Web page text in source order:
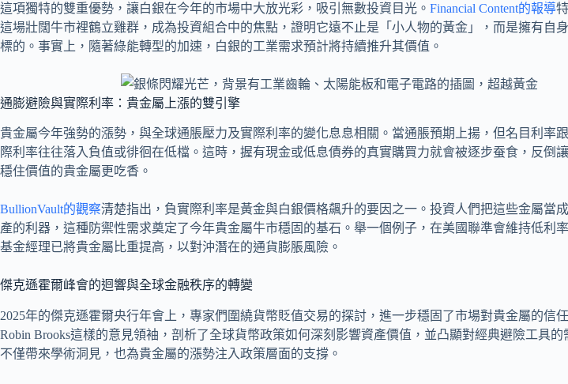
這項獨特的雙重優勢，讓白銀在今年的市場中大放光彩，吸引無數投資目光。 Financial Content的報導
這場壯闊牛市裡鶴立雞群，成為投資組合中的焦點，證明它遠不止是「小人物的黃金」，而是擁有自
標的。事實上，隨著綠能轉型的加速，白銀的工業需求預計將持續推升其價值。
通膨避險與實際利率：貴金屬上漲的雙引擎
貴金屬今年強勢的漲勢，與全球通脹壓力及實際利率的變化息息相關。當通脹預期上揚，但名目利率
際利率往往落入負值或徘徊在低檔。這時，握有現金或低息債券的真實購買力就會被逐步蚕食，反倒
穩住價值的貴金屬更吃香。
BullionVault的觀察清楚指出，負實際利率是黃金與白銀價格飆升的要因之一。投資人們把這些金屬當
產的利器，這種防禦性需求奠定了今年貴金屬牛市穩固的基石。舉一個例子，在美國聯準會維持低利
基金經理已將貴金屬比重提高，以對沖潛在的通貨膨脹風險。
傑克遜霍爾峰會的迴響與全球金融秩序的轉變
2025年的傑克遜霍爾央行年會上，專家們圍繞貨幣貶值交易的探討，進一步穩固了市場對貴金屬的信
Robin Brooks這樣的意見領袖，剖析了全球貨幣政策如何深刻影響資產價值，並凸顯對經典避險工具的
不僅帶來學術洞見，也為貴金屬的漲勢注入政策層面的支撐。